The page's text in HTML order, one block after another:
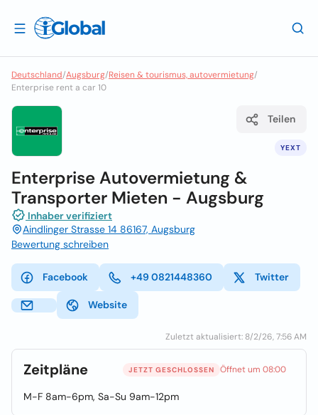
Deutschland/Augsburg/Reisen & tourismus, autovermietung/
Enterprise rent a car 10
YEXT
Teilen
Enterprise Autovermietung &
Transporter Mieten - Augsburg
Inhaber verifiziert
Aindlinger Strasse 14 86167, Augsburg
Bewertung schreiben
Facebook +49 0821448360 Twitter
Website
Zuletzt aktualisiert: 8/2/26, 7:56 AM
Zeitpläne JETZT GESCHLOSSEN Öffnet um 08:00
M-F 8am-6pm, Sa-Su 9am-12pm